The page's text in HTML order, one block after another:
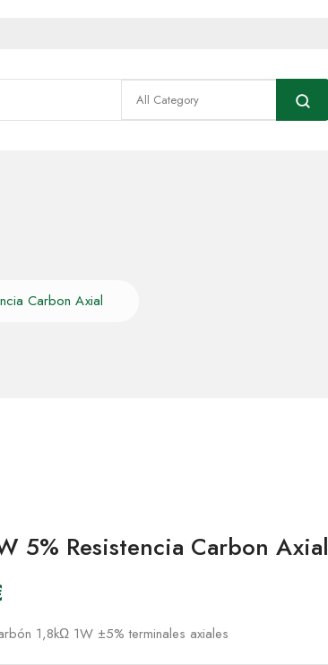
Carbon Axial
5% Resistencia Carbon Axial
1,8kΩ 1W ±5% terminales axiales